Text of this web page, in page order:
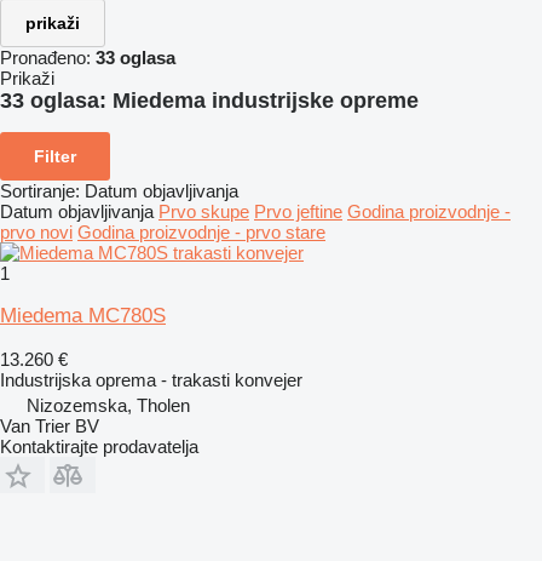
prikaži
Pronađeno: 33 oglasa
Prikaži
33 oglasa: Miedema industrijske opreme
Filter
Sortiranje: Datum objavljivanja
Datum objavljivanja Prvo skupe Prvo jeftine Godina proizvodnje -
prvo novi Godina proizvodnje - prvo stare
1
Miedema MC780S
13.260 €
Industrijska oprema - trakasti konvejer
Nizozemska, Tholen
Van Trier BV
Kontaktirajte prodavatelja